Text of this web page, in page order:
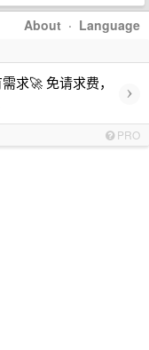
About · Language
求🚀 免请求费，
›
PRO